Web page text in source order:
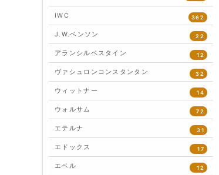
IWC 362
J.W.ベンソン 22
アランシルベスタイン 12
ヴァシュロンコンスタンタン 32
ウィットナー 14
ウォルサム 72
エテルナ 31
エドックス 17
エベル 12